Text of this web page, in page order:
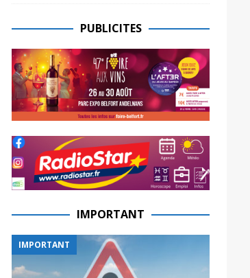
PUBLICITES
IMPORTANT
IMPORTANT